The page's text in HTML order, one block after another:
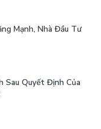
Mạnh, Nhà Đầu Tư
Sau Quyết Định Của